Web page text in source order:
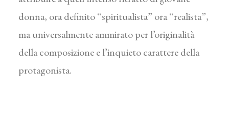
donna, ora definito “spiritualista” ora “realista”,
ma universalmente ammirato per l’originalità
della composizione e l’inquieto carattere della
protagonista.